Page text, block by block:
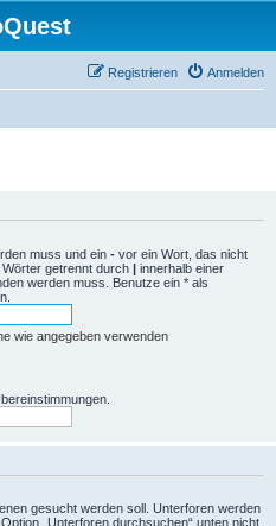
Anmelden
Registrieren
muss und ein - vor ein Wort, das nicht
getrennt durch | innerhalb einer
werden muss. Benutze ein * als
wie angegeben verwenden
gesucht werden soll. Unterforen werden
„Unterforen durchsuchen“ unten nicht